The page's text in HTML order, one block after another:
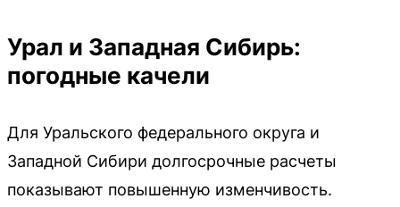
Урал и Западная Сибирь:
погодные качели
Для Уральского федерального округа и
Западной Сибири долгосрочные расчеты
показывают повышенную изменчивость.